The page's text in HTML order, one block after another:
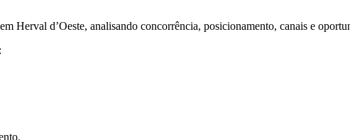
Herval d’Oeste, analisando concorrência, posicionamento, canais e